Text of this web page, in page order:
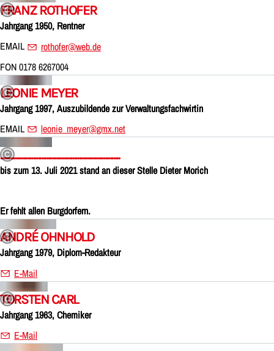
FRANZ ROTHOFER
Jahrgang 1950, Rentner
EMAIL
rothofer@web.de
FON 0178 6267004
LEONIE MEYER
Jahrgang 1997, Auszubildende zur Verwaltungsfachwirtin
EMAIL
leonie_meyer@gmx.net
.........................................................................
bis zum 13. Juli 2021 stand an dieser Stelle Dieter Morich
Er fehlt allen Burgdorfern.
ANDRÉ OHNHOLD
Jahrgang 1979, Diplom-Redakteur
E-Mail
TORSTEN CARL
Jahrgang 1963, Chemiker
E-Mail